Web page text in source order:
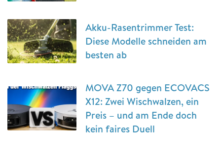
Akku-Rasentrimmer Test:
Diese Modelle schneiden am
besten ab
MOVA Z70 gegen ECOVACS
X12: Zwei Wischwalzen, ein
Preis – und am Ende doch
kein faires Duell